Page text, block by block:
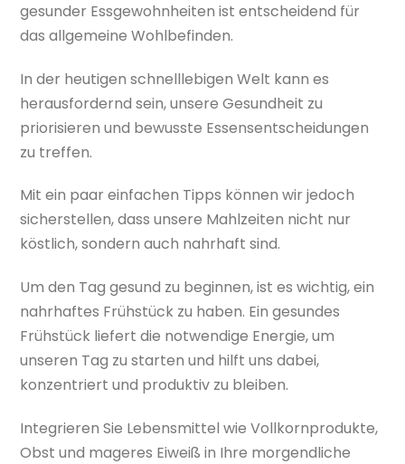
gesunder Essgewohnheiten ist entscheidend für
das allgemeine Wohlbefinden.
In der heutigen schnelllebigen Welt kann es
herausfordernd sein, unsere Gesundheit zu
priorisieren und bewusste Essensentscheidungen
zu treffen.
Mit ein paar einfachen Tipps können wir jedoch
sicherstellen, dass unsere Mahlzeiten nicht nur
köstlich, sondern auch nahrhaft sind.
Um den Tag gesund zu beginnen, ist es wichtig, ein
nahrhaftes Frühstück zu haben. Ein gesundes
Frühstück liefert die notwendige Energie, um
unseren Tag zu starten und hilft uns dabei,
konzentriert und produktiv zu bleiben.
Integrieren Sie Lebensmittel wie Vollkornprodukte,
Obst und mageres Eiweiß in Ihre morgendliche